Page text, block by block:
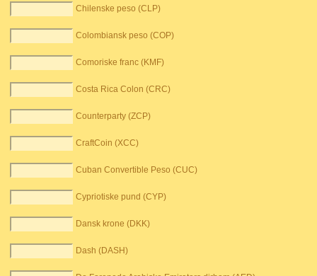
Chilenske peso (CLP)
Colombiansk peso (COP)
Comoriske franc (KMF)
Costa Rica Colon (CRC)
Counterparty (ZCP)
CraftCoin (XCC)
Cuban Convertible Peso (CUC)
Cypriotiske pund (CYP)
Dansk krone (DKK)
Dash (DASH)